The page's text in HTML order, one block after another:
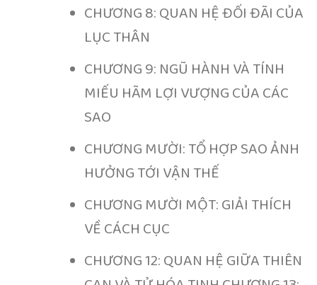
CHƯƠNG 8: QUAN HỆ ĐỐI ĐÃI CỦA
LỤC THÂN
CHƯƠNG 9: NGŨ HÀNH VÀ TÍNH
MIẾU HÃM LỢI VƯỢNG CỦA CÁC
SAO
CHƯƠNG MƯỜI: TỔ HỢP SAO ẢNH
HƯỞNG TỚI VẬN THẾ
CHƯƠNG MƯỜI MỘT: GIẢI THÍCH
VỀ CÁCH CỤC
CHƯƠNG 12: QUAN HỆ GIỮA THIÊN